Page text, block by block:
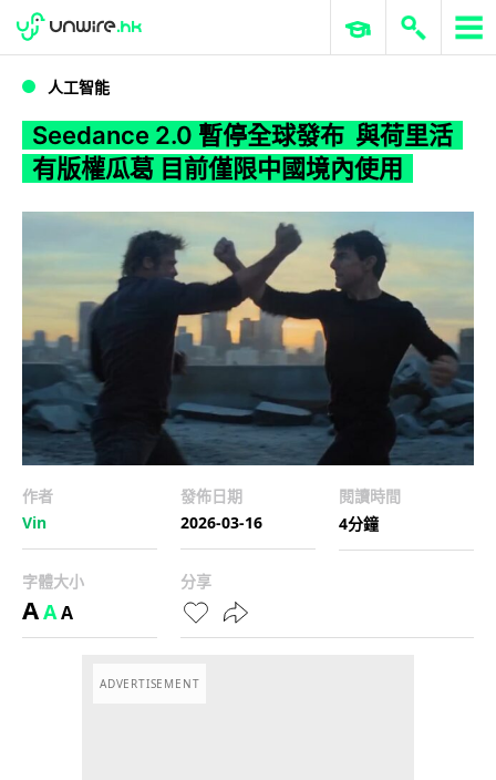
WWDC 2026 ERP 與商業 AI
人工智能
Seedance 2.0 暫停全球發布 與荷里活
有版權瓜葛 目前僅限中國境內使用
作者
Vin
發佈日期
2026-03-16
閱讀時間
4分鐘
字體大小
AAA
分享
ADVERTISEMENT